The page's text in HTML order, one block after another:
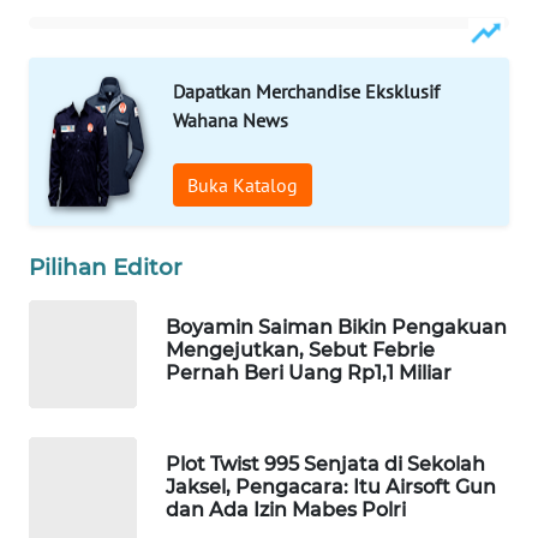
Dapatkan Merchandise Eksklusif
Wahana News
Buka Katalog
Pilihan Editor
Boyamin Saiman Bikin Pengakuan
Mengejutkan, Sebut Febrie
Pernah Beri Uang Rp1,1 Miliar
Plot Twist 995 Senjata di Sekolah
Jaksel, Pengacara: Itu Airsoft Gun
dan Ada Izin Mabes Polri
MARTABAT
NET
PLN